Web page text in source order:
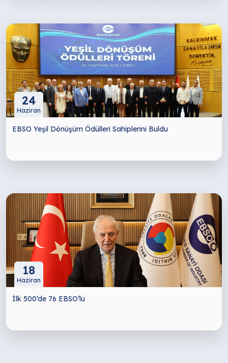
24
Haziran
EBSO Yeşil Dönüşüm Ödülleri Sahiplerini Buldu
18
Haziran
İlk 500’de 76 EBSO’lu